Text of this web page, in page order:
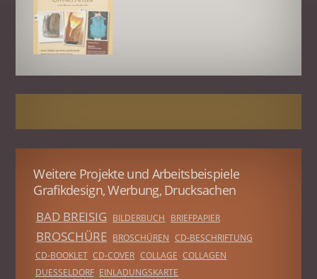
Weitere Projekte und Arbeitsbeispiele
Grafikdesign, Werbung, Drucksachen
BAD BREISIG BILDERBUCH BRIEFPAPIER
BROSCHÜRE BROSCHÜREN CD-BESCHRIFTUNG
CD-BOOKLET CD-COVER COLLAGE COLLAGEN
DUESSELDORF EINLADUNGSKARTE